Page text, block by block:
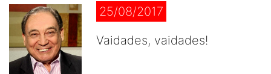
25/08/2017
Vaidades, vaidades!